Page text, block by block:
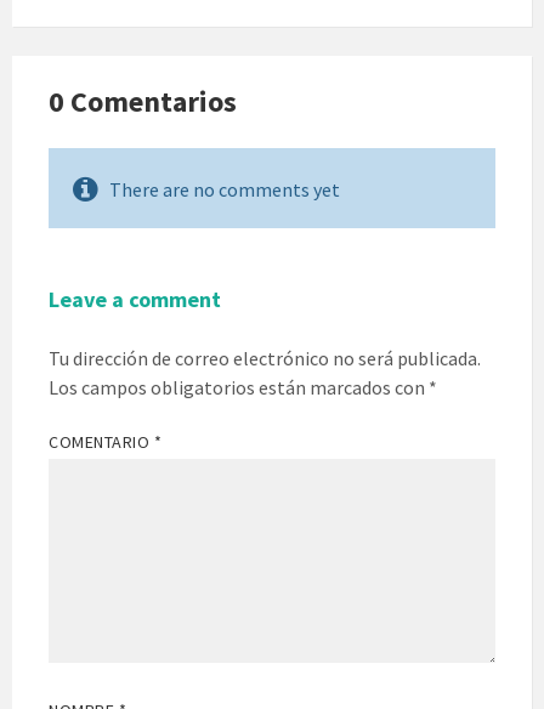
0 Comentarios
There are no comments yet
Leave a comment
Tu dirección de correo electrónico no será publicada.
Los campos obligatorios están marcados con *
COMENTARIO *